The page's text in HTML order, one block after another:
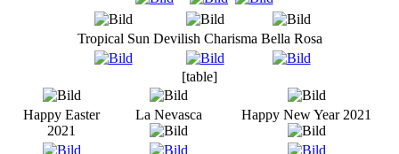
Tropical Sun Devilish Charisma Bella Rosa
[table]
Happy Easter
2021
La Nevasca Happy New Year 2021